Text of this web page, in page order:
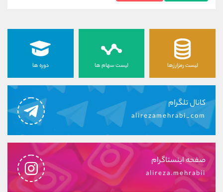
لیست رمزارزها لیست سهام ها دوره ها
کانال تلگرام
alirezamehrabi_com
صفحه اینستاگرام
alireza.mehrabii